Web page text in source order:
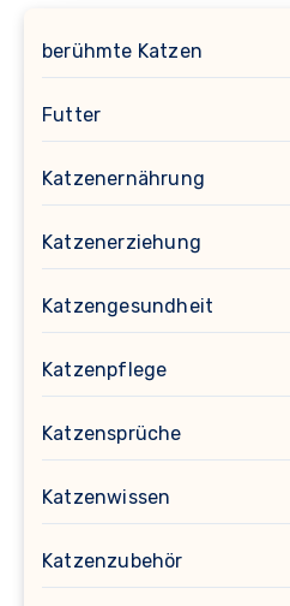
berühmte Katzen
Futter
Katzenernährung
Katzenerziehung
Katzengesundheit
Katzenpflege
Katzensprüche
Katzenwissen
Katzenzubehör